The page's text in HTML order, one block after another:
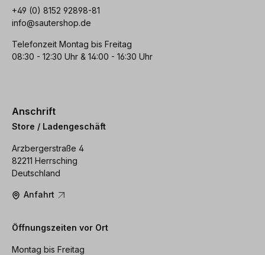
+49 (0) 8152 92898-81
info@sautershop.de
Telefonzeit Montag bis Freitag
08:30 - 12:30 Uhr & 14:00 - 16:30 Uhr
Anschrift
Store / Ladengeschäft
Arzbergerstraße 4
82211 Herrsching
Deutschland
Anfahrt
Öffnungszeiten vor Ort
Montag bis Freitag